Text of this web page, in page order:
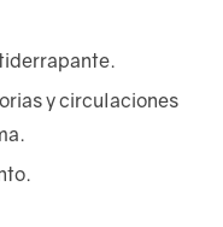
y circulaciones